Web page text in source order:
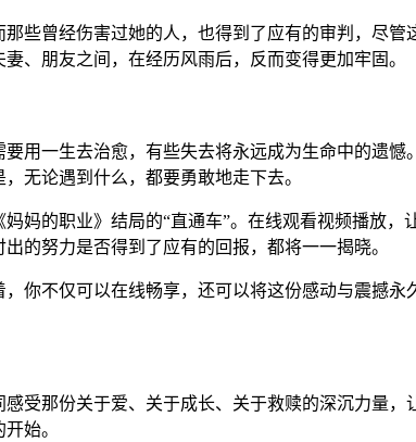
些曾经伤害过她的人，也得到了应有的审判，尽管
、朋友之间，在经历风雨后，反而变得更加牢固。
用一生去治愈，有些失去将永远成为生命中的遗憾
无论遇到什么，都要勇敢地走下去。
妈的职业》结局的“直通车”。在线观看视频播放，
的努力是否得到了应有的回报，都将一一揭晓。
你不仅可以在线畅享，还可以将这份感动与震撼永
受那份关于爱、关于成长、关于救赎的深沉力量，
始。